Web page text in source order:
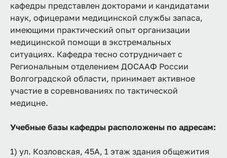
кафедры представлен докторами и кандидатами
наук, офицерами медицинской службы запаса,
имеющими практический опыт организации
медицинской помощи в экстремальных
ситуациях. Кафедра тесно сотрудничает с
Региональным отделением ДОСААФ России
Волгоградской области, принимает активное
участие в соревнованиях по тактической
медицне.
Учебные базы кафедры расположены по адресам:
1) ул. Козловская, 45А, 1 этаж здания общежития